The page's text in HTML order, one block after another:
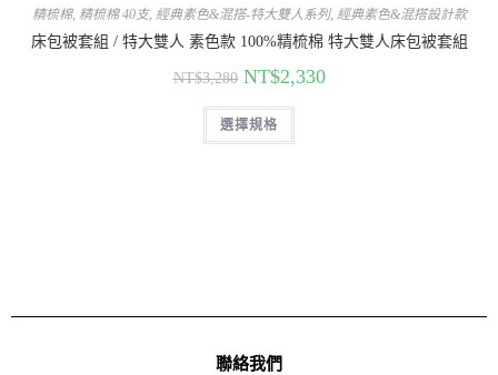
精梳棉, 精梳棉 40支, 經典素色&混搭-特大雙人系列, 經典素色&混搭設計款
床包被套組 / 特大雙人 素色款 100%精梳棉 特大雙人床包被套組
NT$3,280 NT$2,330
選擇規格
聯絡我們